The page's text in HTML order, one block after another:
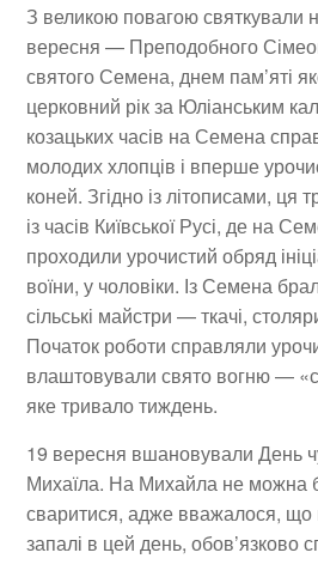
З великою повагою святкували
вересня— Преподобного
святого Семена, днем пам’яті
церковний рік за Юліанським
козацьких часів на Семена
молодих хлопців і вперше
коней. Згідно із літописами,
із часів Київської Русі, де на
проходили урочистий обряд
воїни, у чоловіки. Із Семена
сільські майстри — ткачі,
Початок роботи справляли
влаштовували свято вогню —
яке тривало тиждень.
19 вересня вшановували День
Михаїла. На Михайла не можна
сваритися, адже вважалося, що
запалі в цей день, обов’язково